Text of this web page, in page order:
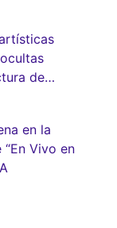
de
en la
Vivo en